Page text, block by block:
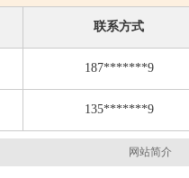
联系方式
187*******9
135*******9
网站简介